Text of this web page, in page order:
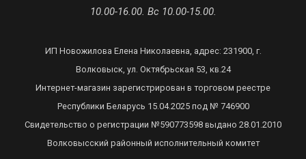
10.00-16.00. Вс 10.00-15.00.
ИП Новожилова Елена Николаевна, адрес: 231900, г.
Волковыск, ул. Октябрьская 53, кв.24
Интернет-магазин зарегистрирован в торговом реестре
Республики Беларусь 15.04.2025 под № 746900
Свидетельство о регистрации №590773598 выдано 28.01.2010
Волковысский районный исполнительный комитет